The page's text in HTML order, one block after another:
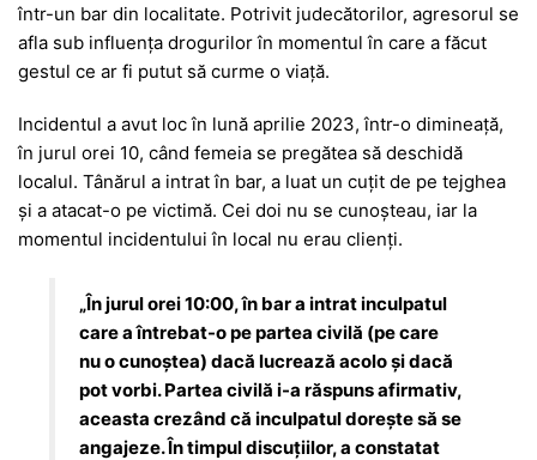
e
b
o
o
k
s
A
p
p
s
e
n
g
er
er gr
a
m
s
a
g
e
je
a
ă
într-un bar din localitate. Potrivit judecătorilor, agresorul se
afla sub influența drogurilor în momentul în care a făcut
gestul ce ar fi putut să curme o viață.
Incidentul a avut loc în lună aprilie 2023, într-o dimineață,
în jurul orei 10, când femeia se pregătea să deschidă
localul. Tânărul a intrat în bar, a luat un cuțit de pe tejghea
și a atacat-o pe victimă. Cei doi nu se cunoșteau, iar la
momentul incidentului în local nu erau clienți.
„În jurul orei 10:00, în bar a intrat inculpatul
care a întrebat-o pe partea civilă (pe care
nu o cunoştea) dacă lucrează acolo și dacă
pot vorbi. Partea civilă i-a răspuns afirmativ,
aceasta crezând că inculpatul dorește să se
angajeze. În timpul discuțiilor, a constatat